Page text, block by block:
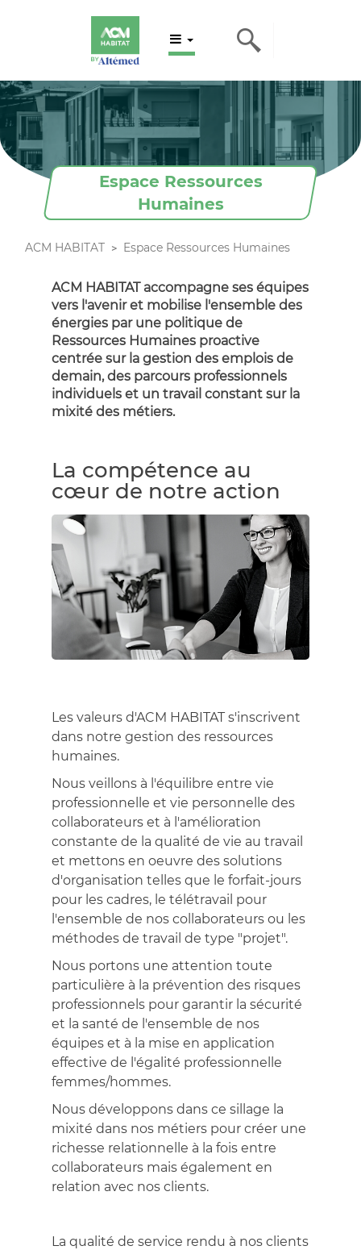
Espace Ressources
Humaines
ACM HABITAT Espace Ressources Humaines
ACM HABITAT accompagne ses équipes
vers l'avenir et mobilise l'ensemble des
énergies par une politique de
Ressources Humaines proactive
centrée sur la gestion des emplois de
demain, des parcours professionnels
individuels et un travail constant sur la
mixité des métiers.
La compétence au
cœur de notre action
Les valeurs d'ACM HABITAT s'inscrivent
dans notre gestion des ressources
humaines.
Nous veillons à l'équilibre entre vie
professionnelle et vie personnelle des
collaborateurs et à l'amélioration
constante de la qualité de vie au travail
et mettons en oeuvre des solutions
d'organisation telles que le forfait-jours
pour les cadres, le télétravail pour
l'ensemble de nos collaborateurs ou les
méthodes de travail de type "projet".
Nous portons une attention toute
particulière à la prévention des risques
professionnels pour garantir la sécurité
et la santé de l'ensemble de nos
équipes et à la mise en application
effective de l'égalité professionnelle
femmes/hommes.
Nous développons dans ce sillage la
mixité dans nos métiers pour créer une
richesse relationnelle à la fois entre
collaborateurs mais également en
relation avec nos clients.
La qualité de service rendu à nos clients